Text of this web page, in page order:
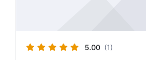
5.00 (1)